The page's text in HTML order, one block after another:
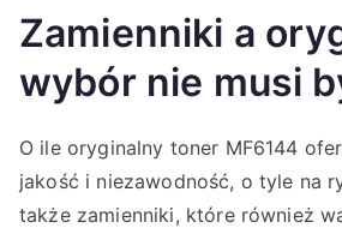
Zamienniki a
wybór nie musi
O ile oryginalny toner MF6144
jakość i niezawodność, o tyle na
także zamienniki, które również